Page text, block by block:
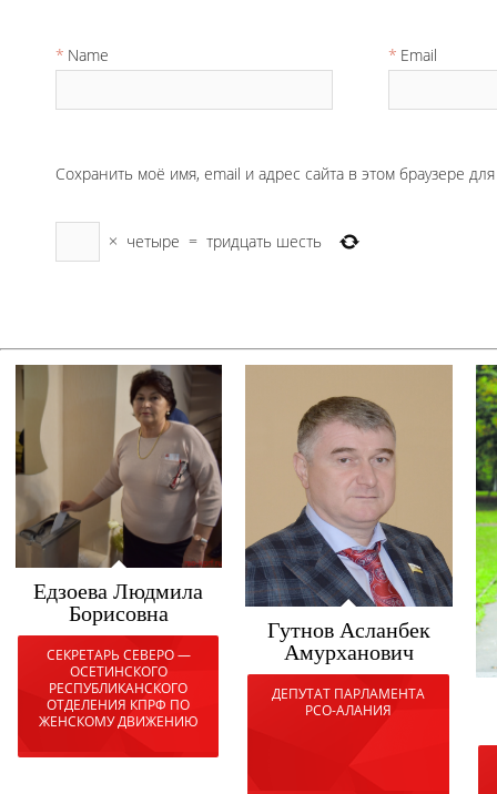
Name Email
Сохранить моё имя, email и адрес сайта в этом браузере
× четыре = тридцать шесть
Едзоева Людмила
Борисовна
СЕКРЕТАРЬ СЕВЕРО —
ОСЕТИНСКОГО
РЕСПУБЛИКАНСКОГО
ОТДЕЛЕНИЯ КПРФ ПО
ЖЕНСКОМУ ДВИЖЕНИЮ
Гутнов Асланбек
Амурханович
ДЕПУТАТ ПАРЛАМЕНТА
РСО-АЛАНИЯ